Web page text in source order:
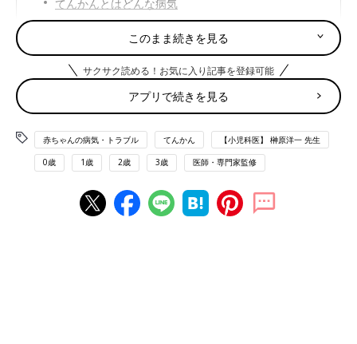
てんかんとはどんな病気
子どものてんかん
てんかんの治療
てんかんの子どもを持つ保護者が気をつけたいこと
てんかんとはどんな病気
このまま続きを見る
サクサク読める！お気に入り記事を登録可能
アプリで続きを見る
赤ちゃんの病気・トラブル てんかん 【小児科医】 榊原洋一 先生
0歳 1歳 2歳 3歳 医師・専門家監修